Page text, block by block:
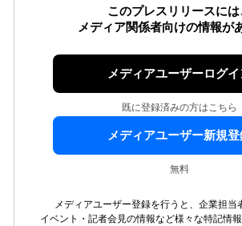
このプレスリリースには
メディア関係者向けの情報が
メディアユーザーログイ
既に登録済みの方はこちら
メディアユーザー新規登
無料
メディアユーザー登録を行うと、企業担当
イベント・記者会見の情報など様々な特記情報